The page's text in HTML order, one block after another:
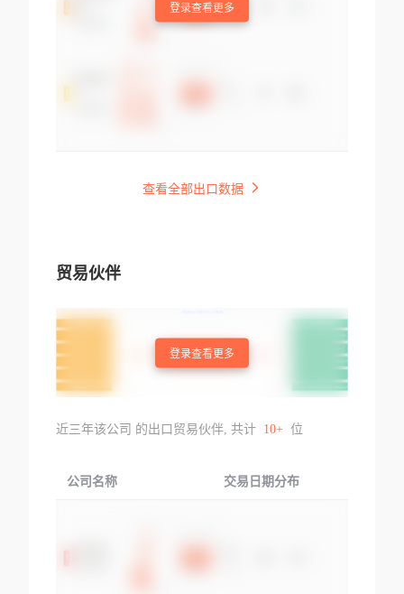
登录查看更多
查看全部出口数据
贸易伙伴
登录查看更多
近三年该公司 的出口贸易伙伴, 共计 10+ 位
公司名称 交易日期分布